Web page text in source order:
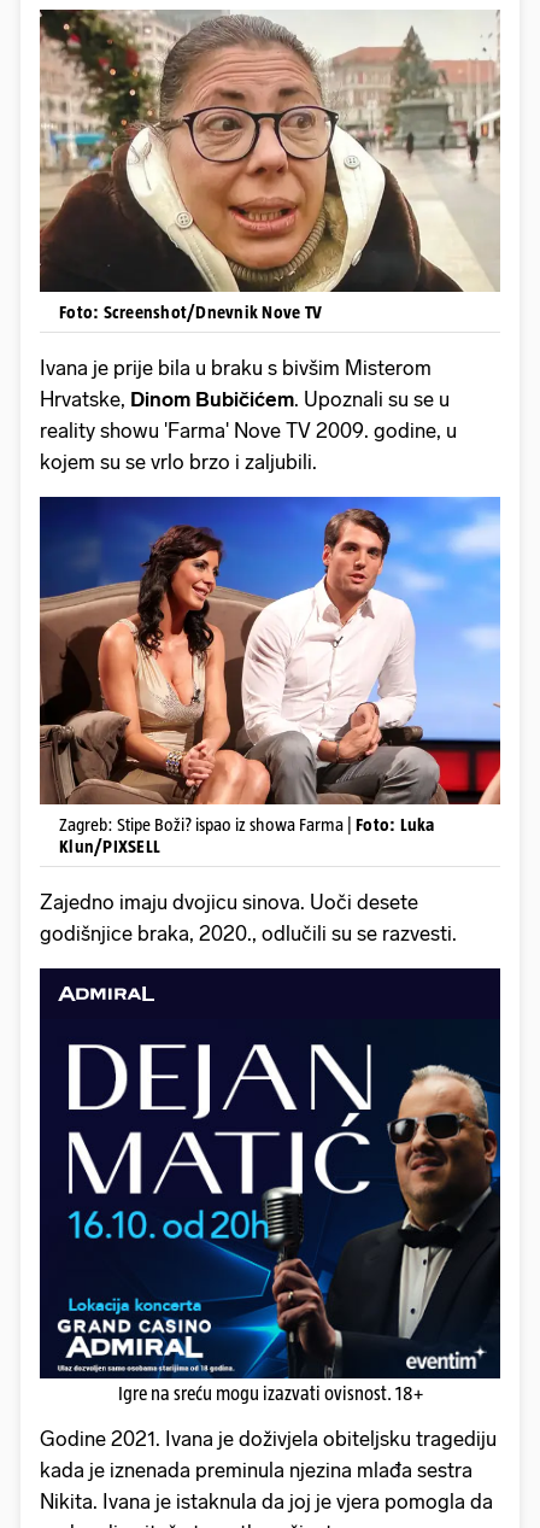
Foto: Screenshot/Dnevnik Nove TV
Ivana je prije bila u braku s bivšim Misterom
Hrvatske, Dinom Bubičićem. Upoznali su se u
reality showu 'Farma' Nove TV 2009. godine, u
kojem su se vrlo brzo i zaljubili.
Zagreb: Stipe Boži? ispao iz showa Farma | Foto: Luka
Klun/PIXSELL
Zajedno imaju dvojicu sinova. Uoči desete
godišnjice braka, 2020., odlučili su se razvesti.
Igre na sreću mogu izazvati ovisnost. 18+
Godine 2021. Ivana je doživjela obiteljsku tragediju
kada je iznenada preminula njezina mlađa sestra
Nikita. Ivana je istaknula da joj je vjera pomogla da